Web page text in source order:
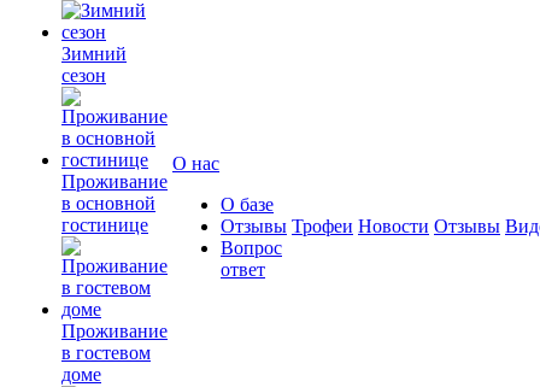
Зимний
сезон
Проживание
в основной
гостинице
Проживание
в гостевом
доме
О нас
О базе
Отзывы
Вопрос
ответ
Трофеи Новости Отзывы